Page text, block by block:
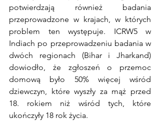
potwierdzają również badania
przeprowadzone w krajach, w których
problem ten występuje. ICRW5 w
Indiach po przeprowadzeniu badania w
dwóch regionach (Bihar i Jharkand)
dowiodło, że zgłoszeń o przemoc
domową było 50% więcej wśród
dziewczyn, które wyszły za mąż przed
18. rokiem niż wśród tych, które
ukończyły 18 rok życia.